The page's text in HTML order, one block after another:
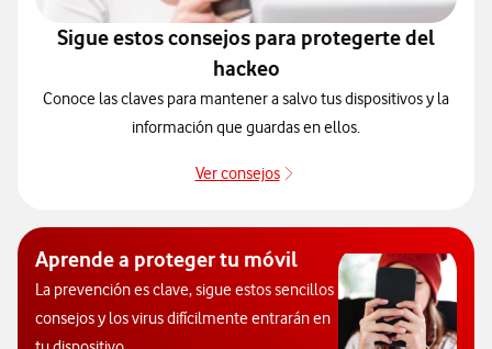
Sigue estos consejos para protegerte del
hackeo
Conoce las claves para mantener a salvo tus dispositivos y la
información que guardas en ellos.
Ver consejos
Aprende a proteger tu móvil
La prevención es clave, sigue estos sencillos
consejos y los virus difícilmente entrarán en